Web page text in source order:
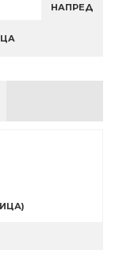
НАПРЕД